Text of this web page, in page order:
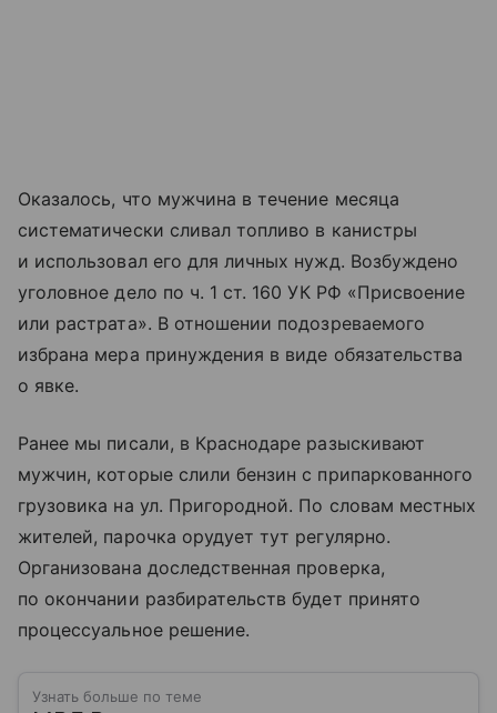
Оказалось, что мужчина в течение месяца
систематически сливал топливо в канистры
и использовал его для личных нужд. Возбуждено
уголовное дело по ч. 1 ст. 160 УК РФ «Присвоение
или растрата». В отношении подозреваемого
избрана мера принуждения в виде обязательства
о явке.
Ранее мы писали, в Краснодаре разыскивают
мужчин, которые слили бензин с припаркованного
грузовика на ул. Пригородной. По словам местных
жителей, парочка орудует тут регулярно.
Организована доследственная проверка,
по окончании разбирательств будет принято
процессуальное решение.
Узнать больше по теме